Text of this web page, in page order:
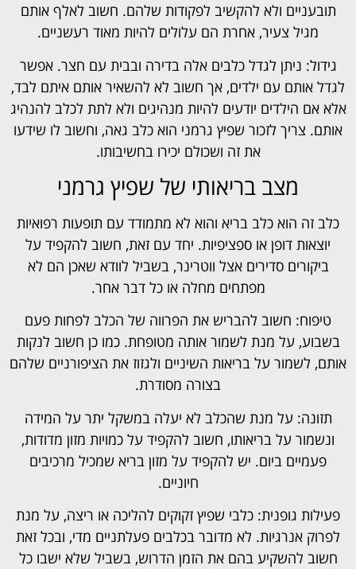
תובעניים ולא להקשיב לפקודות שלהם. חשוב לאלף אותם
מגיל צעיר, אחרת הם עלולים להיות מאוד רעשניים.
גידול: ניתן לגדל כלבים אלה בדירה ובבית עם חצר. אפשר
לגדל אותם עם ילדים, אך חשוב לא להשאיר אותם איתם לבד,
אלא אם הילדים יודעים להיות מנהיגים ולא לתת לכלב להנהיג
אותם. צריך לזכור שפיץ גרמני הוא כלב גאה, וחשוב לו שידעו
את זה ושכולם יכירו בחשיבותו.
מצב בריאותי של שפיץ גרמני
כלב זה הוא כלב בריא והוא לא מתמודד עם תופעות רפואיות
יוצאות דופן או ספציפיות. יחד עם זאת, חשוב להקפיד על
ביקורים סדירים אצל ווטרינר, בשביל לוודא שאכן הם לא
מפתחים מחלה או כל דבר אחר.
טיפוח: חשוב להבריש את הפרווה של הכלב לפחות פעם
בשבוע, על מנת לשמור אותה מטופחת. כמו כן חשוב לנקות
אותם, לשמור על בריאות השיניים ולגזוז את הציפורניים שלהם
בצורה מסודרת.
תזונה: על מנת שהכלב לא יעלה במשקל יתר על המידה
ונשמור על בריאותו, חשוב להקפיד על כמויות מזון מדודות,
פעמיים ביום. יש להקפיד על מזון בריא שמכיל מרכיבים
חיוניים.
פעילות גופנית: כלבי שפיץ זקוקים להליכה או ריצה, על מנת
לפרוק אנרגיות. לא מדובר בכלבים פעלתניים מדי, ובכל זאת
חשוב להשקיע בהם את הזמן הדרוש, בשביל שלא ישבו כל